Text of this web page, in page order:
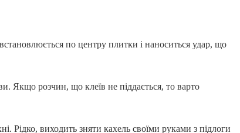
по центру плитки і наноситься удар, що
Якщо розчин, що клеїв не піддається, то варто
Рідко, виходить зняти кахель своїми руками з підлоги